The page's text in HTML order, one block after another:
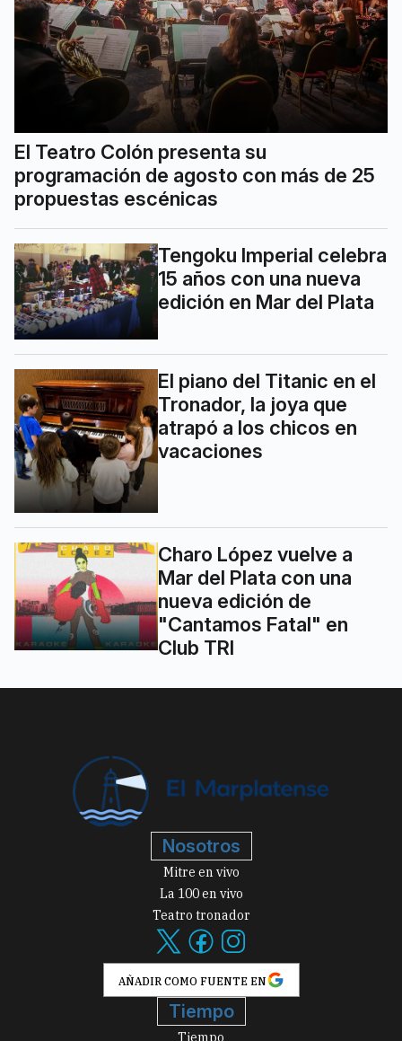
El Teatro Colón presenta su
programación de agosto con más de 25
propuestas escénicas
Tengoku Imperial celebra
15 años con una nueva
edición en Mar del Plata
El piano del Titanic en el
Tronador, la joya que
atrapó a los chicos en
vacaciones
Charo López vuelve a
Mar del Plata con una
nueva edición de
"Cantamos Fatal" en
Club TRI
Nosotros
Mitre en vivo
La 100 en vivo
Teatro tronador
AÑADIR COMO FUENTE EN
Tiempo
Tiempo